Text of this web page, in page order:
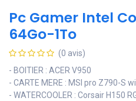
Pc Gamer Intel
64Go-1To
(0 avis)
- BOITIER : ACER V950
- CARTE MERE : MSI pro Z790-S
- WATERCOOLER : Corsair H150